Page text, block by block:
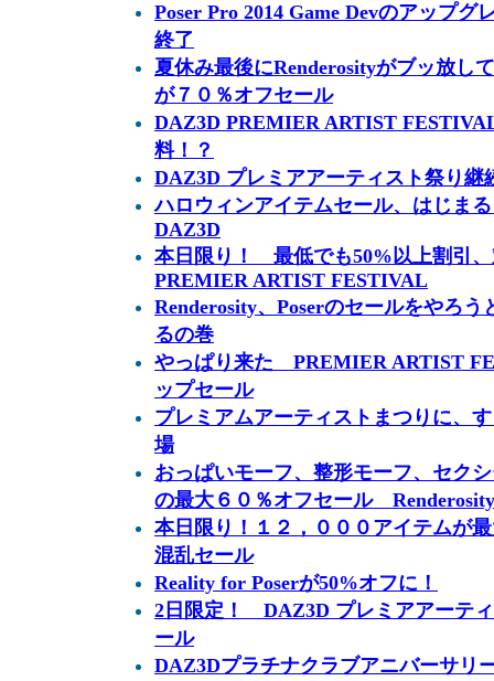
Poser Pro 2014 Game Devのアップグ
終了
夏休み最後にRenderosityがブッ放
が７０％オフセール
DAZ3D PREMIER ARTIST
料！？
DAZ3D プレミアアーティスト祭り継
ハロウィンアイテムセール、は
DAZ3D
本日限り！ 最低でも50%以上割引、
PREMIER ARTIST FESTIVAL
Renderosity、Poserのセールをやろ
るの巻
やっぱり来た PREMIER ARTIST
ップセール
プレミアムアーティストまつりに、
場
おっぱいモーフ、整形モーフ、セ
の最大６０％オフセール Renderosity
本日限り！１２，０００アイテムが
混乱セール
Reality for Poserが50%オフに！
2日限定！ DAZ3D プレミアアーテ
ール
DAZ3Dプラチナクラブアニバーサ